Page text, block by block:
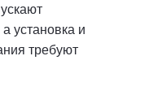
установка и
требуют